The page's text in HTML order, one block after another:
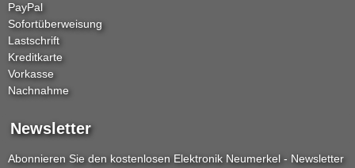
PayPal
Sofortüberweisung
Lastschrift
Kreditkarte
Vorkasse
Nachnahme
Newsletter
Abonnieren Sie den kostenlosen Elektronik Neumerkel - Newsletter